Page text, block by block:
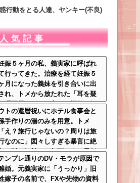
行動をとる人達、ヤンキー(不良)
人気記事
娠５ヶ月の私、義実家に呼ばれ
行ってきた。治療を経て妊娠５
月になった義妹を引き合いに出
れ、トメから放たれた「耳を疑
理不尽すぎる一言」に愕然←妊
時期の操作とか超能力者かよ
トの還暦祝いにホテル食事会と
手作りの湯のみを用意。トメ
「え？旅行じゃないの？周りは旅
なのに」図々しすぎる暴言に絶
←孫の気持ちを無下にする最低
バア
ンプレ通りのDV・モラが原因で
婚。元義実家に「うっかり」旧
嫁子の名前で、FXや先物の資料